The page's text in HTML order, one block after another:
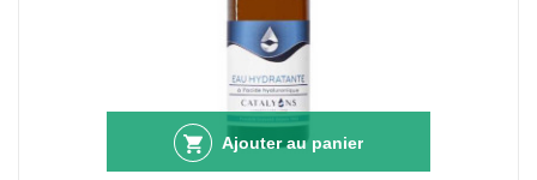
Ajouter au panier